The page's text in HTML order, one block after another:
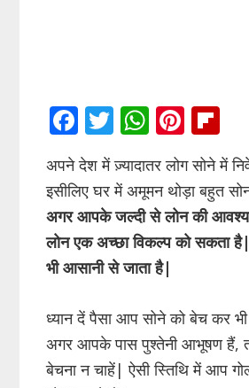
F
ac
e
b
o
o
T
itt
er
W
at
s
A
p
p
Pi
nt
er
e
st
p
b
o
ar
d
अपने देश में ज़्यादातर लोग सोने में
इसीलिए घर में अमूमन थोड़ा बहुत
अगर आपके जल्दी से लोन की
लोन एक अच्छा विकल्प को सकता
भी आसानी से जाता है|
ध्यान दें पैसा आप सोने को बेच कर
अगर आपके पास पुश्तेनी आभूषण हैं,
बेचना न चाहें| ऐसी स्तिथि में आप